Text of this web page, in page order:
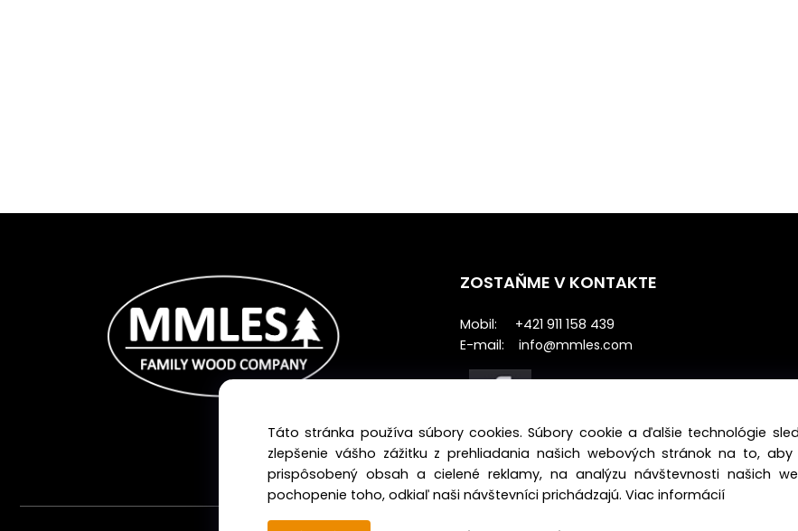
ZOSTAŇME V KONTAKTE
Mobil: +421 911 158 439
E-mail: info@mmles.com
Táto stránka používa súbory cookies. Súbory cookie a ďalšie technológie
zlepšenie vášho zážitku z prehliadania našich webových stránok na to,
prispôsobený obsah a cielené reklamy, na analýzu návštevnosti našich
pochopenie toho, odkiaľ naši návštevníci prichádzajú. Viac informácií